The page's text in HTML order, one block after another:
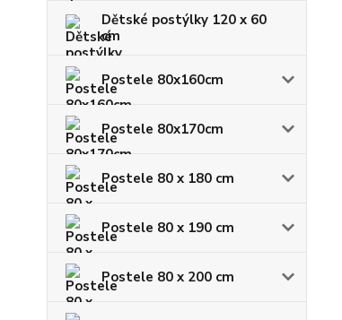
Dětské postýlky 120 x 60
cm
Postele 80x160cm
Postele 80x170cm
Postele 80 x 180 cm
Postele 80 x 190 cm
Postele 80 x 200 cm